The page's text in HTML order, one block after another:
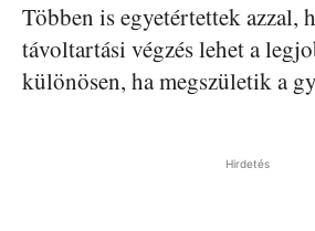
Többen is egyetértettek azzal,
távoltartási végzés lehet a
különösen, ha megszületik a
Hirdetés